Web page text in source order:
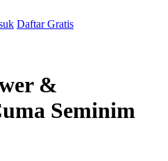
Daftar Gratis
&
Seminim